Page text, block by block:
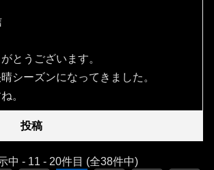
とうございます。
シーズンになってきました。
。
投稿
中 - 11 - 20件目 (全38件中)